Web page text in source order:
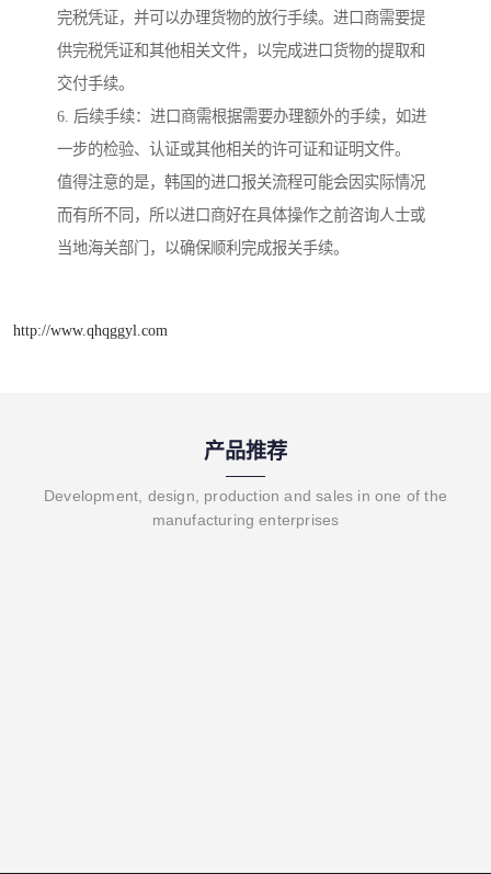
完税凭证，并可以办理货物的放行手续。进口商需要提
供完税凭证和其他相关文件，以完成进口货物的提取和
交付手续。
6. 后续手续：进口商需根据需要办理额外的手续，如进
一步的检验、认证或其他相关的许可证和证明文件。
值得注意的是，韩国的进口报关流程可能会因实际情况
而有所不同，所以进口商好在具体操作之前咨询人士或
当地海关部门，以确保顺利完成报关手续。
http://www.qhqggyl.com
产品推荐
Development, design, production and sales in one of the
manufacturing enterprises